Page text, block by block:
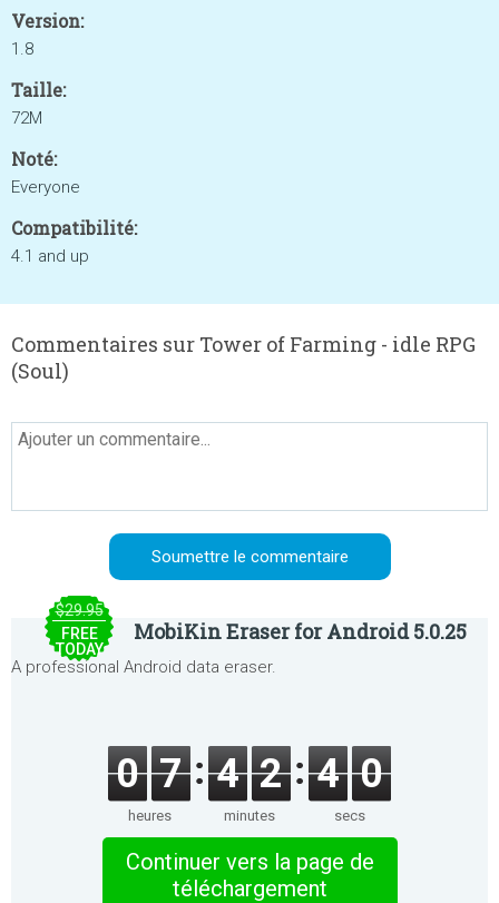
Version:
1.8
Taille:
72M
Noté:
Everyone
Compatibilité:
4.1 and up
Commentaires sur Tower of Farming - idle RPG
(Soul)
$29.95
FREE
TODAY
MobiKin Eraser for Android 5.0.25
A professional Android data eraser.
0 7
heures
4 2
minutes
4 0
secs
Continuer vers la page de
téléchargement